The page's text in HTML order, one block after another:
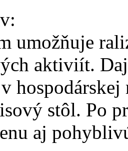
umožňuje
aktiviít.
stôl. Po
aj